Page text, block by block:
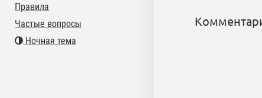
Правила
Частые вопросы
Ночная тема